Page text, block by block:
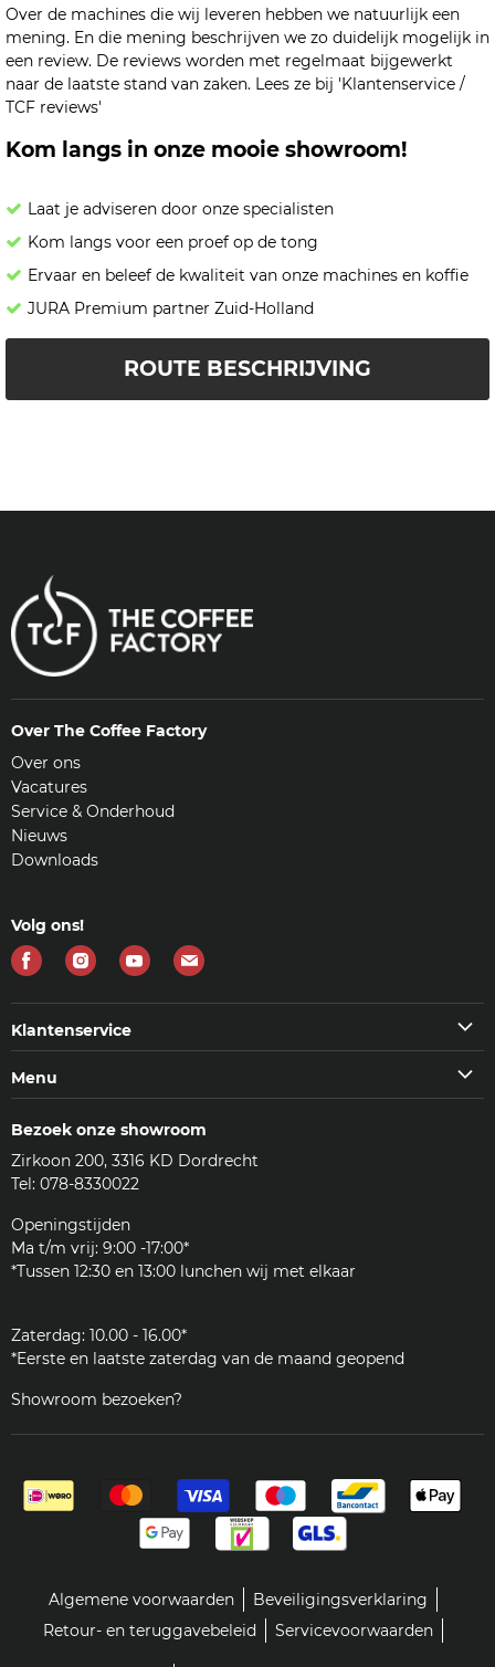
Over de machines die wij leveren hebben we natuurlijk een
mening. En die mening beschrijven we zo duidelijk mogelijk in
een review. De reviews worden met regelmaat bijgewerkt
naar de laatste stand van zaken. Lees ze bij 'Klantenservice /
TCF reviews'
Kom langs in onze mooie showroom!
Laat je adviseren door onze specialisten
Kom langs voor een proef op de tong
Ervaar en beleef de kwaliteit van onze machines en koffie
JURA Premium partner Zuid-Holland
ROUTE BESCHRIJVING
Over The Coffee Factory
Over ons
Vacatures
Service & Onderhoud
Nieuws
Downloads
Volg ons!
Vind
Facebook
Vind
op
Instagram
Vind
Youtube
Vind
E-
Klantenservice
Veelgestelde vragen (FAQ)
Reviews
Woordenlijst
Menu
Koffie & meer
Accessoires
Reinigingsmiddelen
Onderdelen
JURA
Klantenservice
Bezoek onze showroom
Zirkoon 200, 3316 KD Dordrecht
Tel: 078-8330022
Openingstijden
Ma t/m vrij: 9:00 -17:00*
*Tussen 12:30 en 13:00 lunchen wij met elkaar
Zaterdag: 10.00 - 16.00*
*Eerste en laatste zaterdag van de maand geopend
Showroom bezoeken?
Algemene voorwaarden
Beveiligingsverklaring
Retour- en teruggavebeleid
Servicevoorwaarden